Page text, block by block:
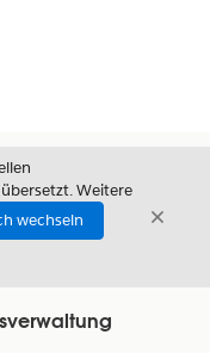
Weitere
wechseln